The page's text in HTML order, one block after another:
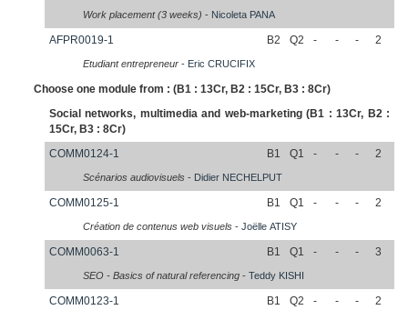
Work placement (3 weeks) - Nicoleta PANA
AFPR0019-1 B2 Q2 - - - 2
Etudiant entrepreneur - Eric CRUCIFIX
Choose one module from : (B1 : 13Cr, B2 : 15Cr, B3 : 8Cr)
Social networks, multimedia and web-marketing (B1 : 13Cr, B2 :
15Cr, B3 : 8Cr)
COMM0124-1
B1 Q1 - - - 2
Scénarios audiovisuels - Didier NECHELPUT
COMM0125-1 B1 Q1 - - - 2
Création de contenus web visuels - Joëlle ATISY
COMM0063-1 B1 Q1 - - - 3
SEO - Basics of natural referencing - Teddy KISHI
COMM0123-1 B1 Q2 - - - 2